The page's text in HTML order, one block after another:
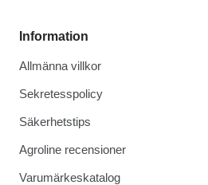
Information
Allmänna villkor
Sekretesspolicy
Säkerhetstips
Agroline recensioner
Varumärkeskatalog